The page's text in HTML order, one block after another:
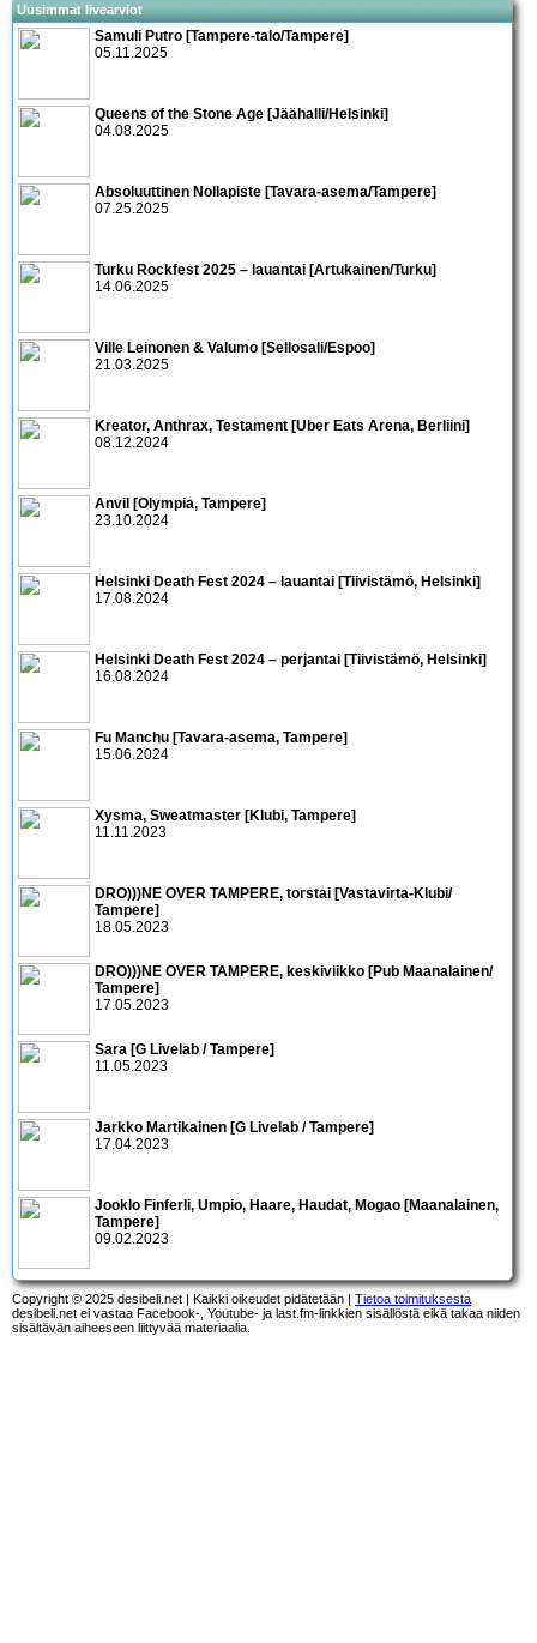
Uusimmat livearviot
Samuli Putro [Tampere-talo/Tampere]
05.11.2025
Queens of the Stone Age [Jäähalli/Helsinki]
04.08.2025
Absoluuttinen Nollapiste [Tavara-asema/Tampere]
07.25.2025
Turku Rockfest 2025 – lauantai [Artukainen/Turku]
14.06.2025
Ville Leinonen & Valumo [Sellosali/Espoo]
21.03.2025
Kreator, Anthrax, Testament [Uber Eats Arena, Berliini]
08.12.2024
Anvil [Olympia, Tampere]
23.10.2024
Helsinki Death Fest 2024 – lauantai [Tiivistämö, Helsinki]
17.08.2024
Helsinki Death Fest 2024 – perjantai [Tiivistämö, Helsinki]
16.08.2024
Fu Manchu [Tavara-asema, Tampere]
15.06.2024
Xysma, Sweatmaster [Klubi, Tampere]
11.11.2023
DRO)))NE OVER TAMPERE, torstai [Vastavirta-Klubi/
Tampere]
18.05.2023
DRO)))NE OVER TAMPERE, keskiviikko [Pub Maanalainen/
Tampere]
17.05.2023
Sara [G Livelab / Tampere]
11.05.2023
Jarkko Martikainen [G Livelab / Tampere]
17.04.2023
Jooklo Finferli, Umpio, Haare, Haudat, Mogao [Maanalainen,
Tampere]
09.02.2023
Copyright © 2025 desibeli.net | Kaikki oikeudet pidätetään | Tietoa toimituksesta
desibeli.net ei vastaa Facebook-, Youtube- ja last.fm-linkkien sisällöstä eikä takaa niiden
sisältävän aiheeseen liittyvää materiaalia.